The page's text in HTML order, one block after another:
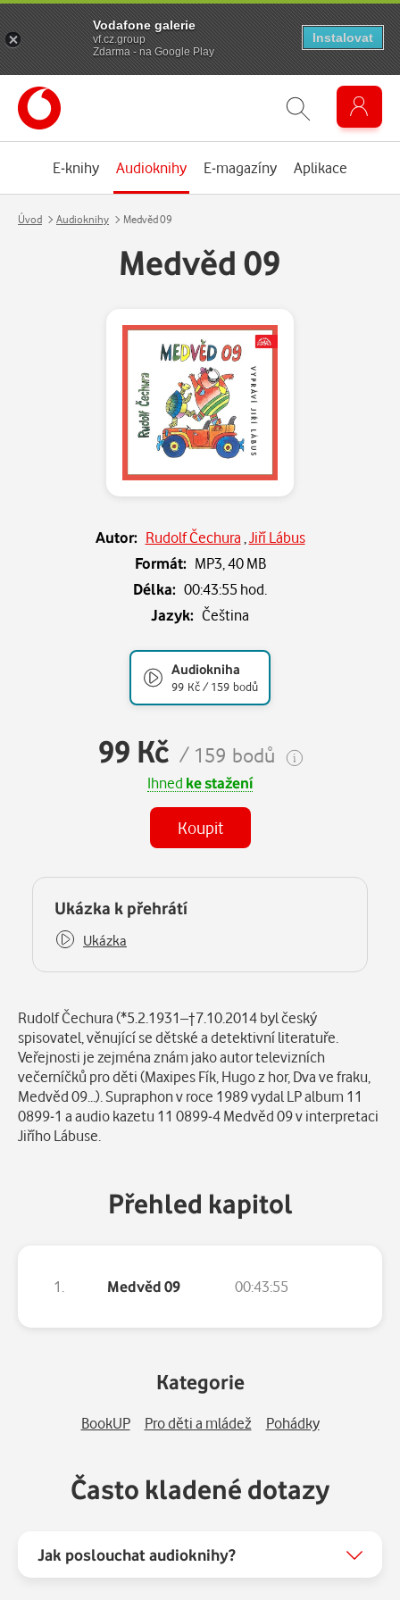
E-knihy Audioknihy E-magazíny Aplikace
Úvod Audioknihy Medvěd 09
Medvěd 09
Autor: Rudolf Čechura Jiří Lábus
Formát: MP3, 40 MB
Délka: 00:43:55 hod.
Jazyk: Čeština
Audiokniha
99 Kč / 159 bodů
99 Kč / 159 bodů
Ihned ke stažení
Koupit
Některé kapitoly již máte zakoupeny.
Ukázka k přehrátí
Ukázka
Popis
Rudolf Čechura (*5.2.1931–†7.10.2014 byl český
spisovatel, věnující se dětské a detektivní literatuře.
Veřejnosti je zejména znám jako autor televizních
večerníčků pro děti (Maxipes Fík, Hugo z hor, Dva ve fraku,
Medvěd 09...). Supraphon v roce 1989 vydal LP album 11
0899-1 a audio kazetu 11 0899-4 Medvěd 09 v interpretaci
Jiřího Lábuse.
Přehled kapitol
1. Medvěd 09 00:43:55
Kategorie
BookUP Pro děti a mládež Pohádky
Často kladené dotazy
Jak poslouchat audioknihy?
Vodafone galerie
vf.cz.group
Zdarma - na Google Play
Instalovat